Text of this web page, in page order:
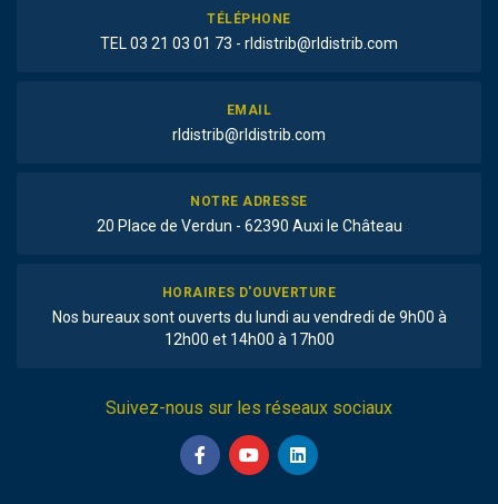
TÉLÉPHONE
TEL 03 21 03 01 73 - rldistrib@rldistrib.com
EMAIL
rldistrib@rldistrib.com
NOTRE ADRESSE
20 Place de Verdun - 62390 Auxi le Château
HORAIRES D'OUVERTURE
Nos bureaux sont ouverts du lundi au vendredi de 9h00 à
12h00 et 14h00 à 17h00
Suivez-nous sur les réseaux sociaux